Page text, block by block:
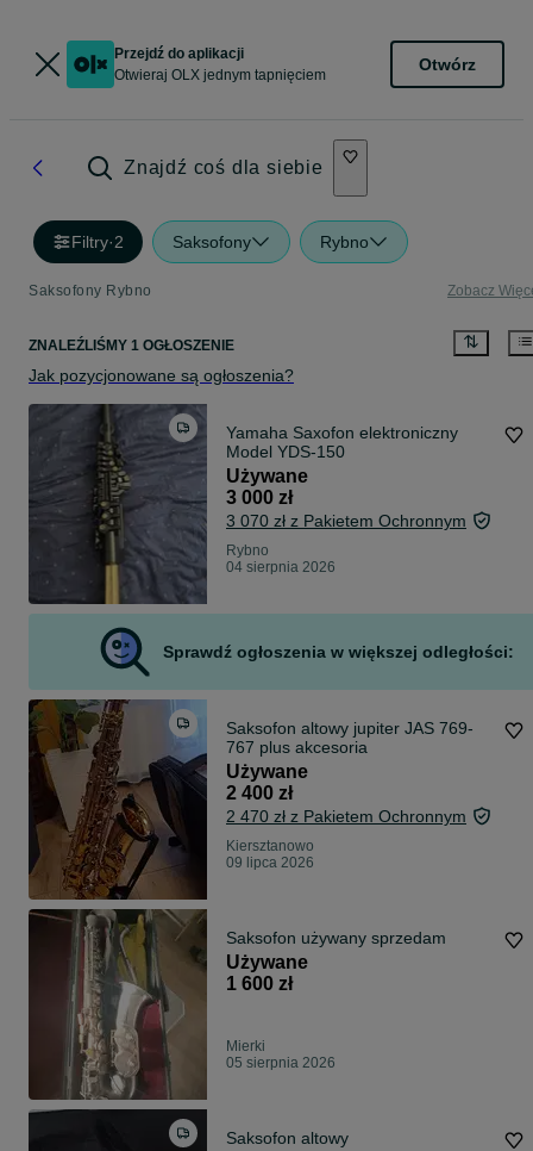
Przejdź do aplikacji
Otwieraj OLX jednym tapnięciem
Otwórz
Znajdź coś dla siebie
Filtry·2 Saksofony Rybno
Saksofony Rybno Zobacz
ZNALEŹLIŚMY 1 OGŁOSZENIE
Jak pozycjonowane są ogłoszenia?
Yamaha Saxofon elektroniczny
Model YDS-150
Używane
3 000 zł
3 070 zł z Pakietem Ochronnym
Rybno
04 sierpnia 2026
Sprawdź ogłoszenia w większej odległości:
Saksofon altowy jupiter JAS 769-
767 plus akcesoria
Używane
2 400 zł
2 470 zł z Pakietem Ochronnym
Kiersztanowo
09 lipca 2026
Saksofon używany sprzedam
Używane
1 600 zł
Mierki
05 sierpnia 2026
Saksofon altowy